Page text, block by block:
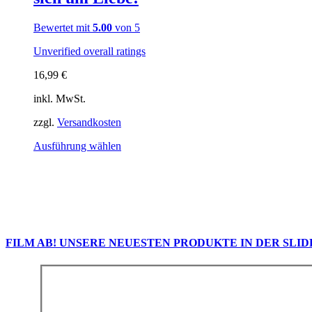
Optionen
auf
Produktseite
Bewertet mit 5.00 von 5
Unverified overall ratings
16,99 €
inkl. MwSt.
zzgl. Versandkosten
Ausführung wählen
können
der
FILM AB! UNSERE NEUESTEN PRODUKTE IN DER